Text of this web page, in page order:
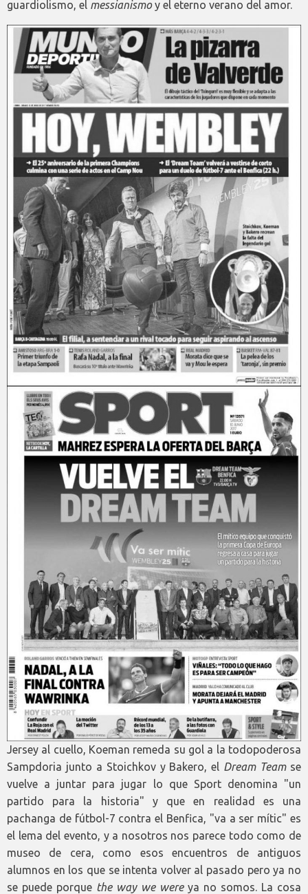
guardiolismo, el messianismoy el eterno verano del amor.
Jersey al cuello, Koeman remeda su gol a la todopoderosa
Sampdoria junto a Stoichkov y Bakero, el Dream Teamse
vuelve a juntar para jugar lo que Sport denomina "un
partido para la historia" y que en realidad es una
pachanga de fútbol-7 contra el Benfica, "va a ser mític" es
el lema del evento, y a nosotros nos parece todo como de
museo de cera, como esos encuentros de antiguos
alumnos en los que se intenta volver al pasado pero ya no
se puede porque the way we wereya no somos. La cosa